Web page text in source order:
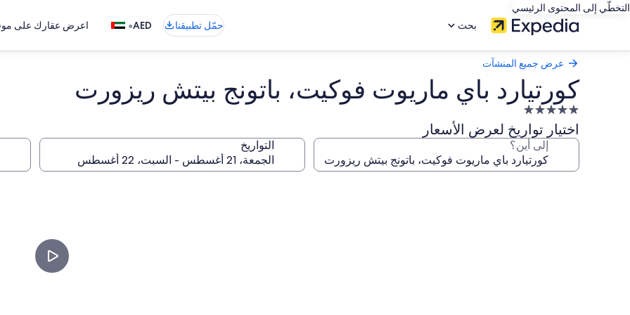
التخطّي إلى المحتوى الرئيسي
بحث
حمّل تطبيقنا AED
• اعرض عقارك على
عرض جميع المنشآت
كورتيارد باي ماريوت فوكيت، باتونج بيتش ريزورت
منشأة
فندقية
مصنفة
5.0
اختيار تواريخ لعرض الأسعار
إلى أين؟ التواريخ